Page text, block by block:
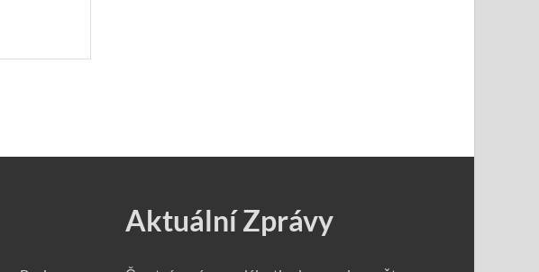
Aktuální Zprávy